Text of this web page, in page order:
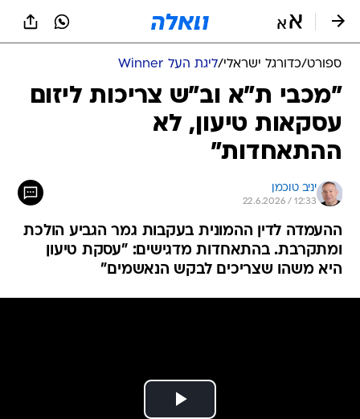
ספורט/כדורגל ישראלי/ליגת העל Winner
"מכבי ת"א וב"ש צריכות ליזום
עסקאות טיעון, לא
ההתאחדות"
יניב טוכמן
22.6.2026 / 12:33
ההעמדה לדין ההמונית בעקבות גמר הגביע הולכת
ומתקרבת. בהתאחדות מדגישים: "עסקת טיעון
היא משהו שצריכים לבקש הנאשמים"